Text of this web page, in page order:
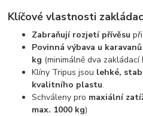
Klíčové vlastnosti
Zabraňují rozjetí přívěsu
Povinná výbava u karavanů
kg (minimálně dva zakládací
Klíny Tripus jsou lehké,
kvalitního plastu.
Schváleny pro maxiální
max. 1000 kg)